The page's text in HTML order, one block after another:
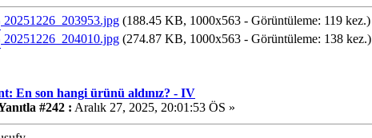
20251226_203953.jpg (188.45 KB, 1000x563 - Görüntüleme: 119 kez.)
20251226_204010.jpg (274.87 KB, 1000x563 - Görüntüleme: 138 kez.)
En son hangi ürünü aldınız? - IV
#242 : Aralık 27, 2025, 20:01:53 ÖS »